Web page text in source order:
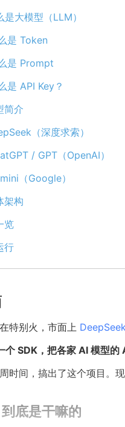
是大模型（LLM）
是 Token
是 Prompt
是 API Key？
简介
（深度求索）
/ GPT（OpenAI）
（Google）
架构
览
行
特别火，市面上
SDK，把各家 AI 模型的
时间，搞出了这个项目。
底是干嘛的